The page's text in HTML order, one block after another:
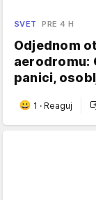
SVET PRE 4 H
Odjednom
aerodromu:
panici,
1 · Reaguj